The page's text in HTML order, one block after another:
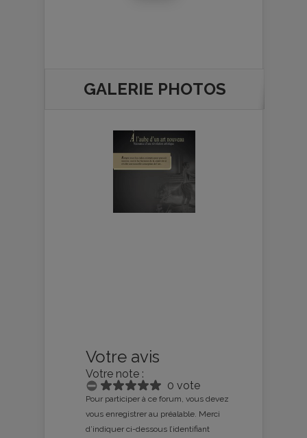
GALERIE PHOTOS
Votre avis
Votre note :
0 vote
Pour participer à ce forum, vous devez
vous enregistrer au préalable. Merci
d’indiquer ci-dessous l’identifiant